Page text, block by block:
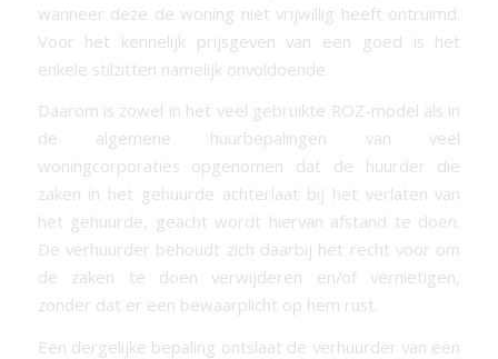
wanneer deze de woning niet vrijwillig heeft ontruimd.
Voor het kennelijk prijsgeven van een goed is het
enkele stilzitten namelijk onvoldoende.
Daarom is zowel in het veel gebruikte ROZ-model als in
de algemene huurbepalingen van veel
woningcorporaties opgenomen dat de huurder die
zaken in het gehuurde achterlaat bij het verlaten van
het gehuurde, geacht wordt hiervan afstand te doen.
De verhuurder behoudt zich daarbij het recht voor om
de zaken te doen verwijderen en/of vernietigen,
zonder dat er een bewaarplicht op hem rust.
Een dergelijke bepaling ontslaat de verhuurder van een